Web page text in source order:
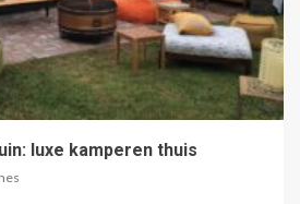
luxe kamperen thuis